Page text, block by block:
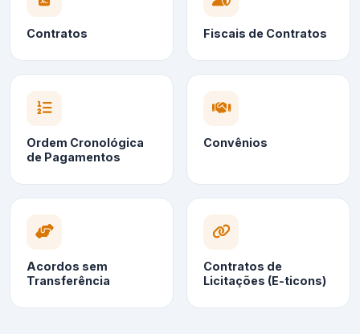
Contratos Fiscais de Contratos
Ordem Cronológica
de Pagamentos
Convênios
Acordos sem
Transferência
Contratos de
Licitações (E-ticons)